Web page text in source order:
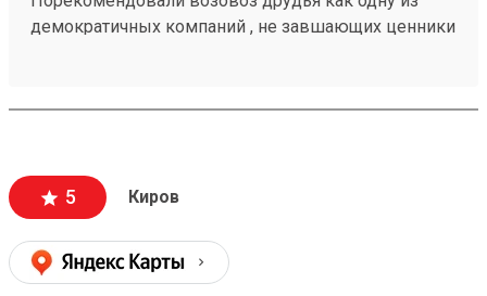
демократичных компаний , не завшающих ценники
5 Киров